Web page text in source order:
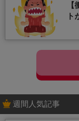
週間人気記事